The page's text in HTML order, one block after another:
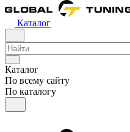
Каталог
Каталог
По всему сайту
По каталогу